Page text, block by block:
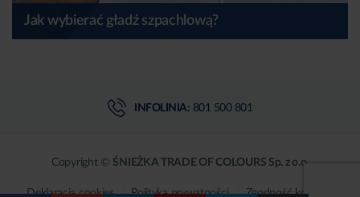
Jak wybierać gładź szpachlową?
INFOLINIA: 801 500 801
Copyright © ŚNIEŻKA TRADE OF COLOURS Sp. z o.o.
Deklaracja cookies Polityka prywatności Zgodność kolorów